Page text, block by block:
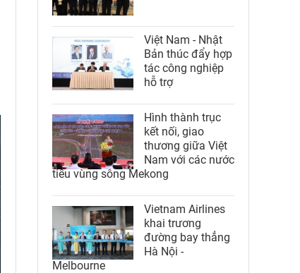
Việt Nam - Nhật
Bản thúc đẩy hợp
tác công nghiệp
hỗ trợ
Hình thành trục
kết nối, giao
thương giữa Việt
Nam với các nước
tiểu vùng sông Mekong
Vietnam Airlines
khai trương
đường bay thẳng
Hà Nội -
Melbourne